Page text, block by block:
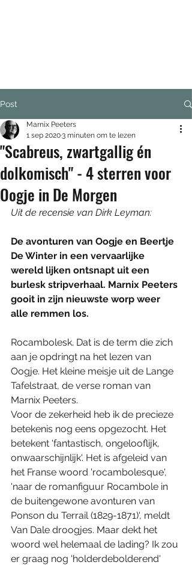
Post
"Scabreus, zwartgallig én
dolkomisch" - 4 sterren voor
Oogje in De Morgen
Marnix Peeters
1 sep 20203 minuten om te lezen
Uit de recensie van Dirk Leyman:
De avonturen van Oogje en Beertje
De Winter in een vervaarlijke
wereld lijken ontsnapt uit een
burlesk stripverhaal. Marnix Peeters
gooit in zijn nieuwste worp weer
alle remmen los.
Rocambolesk. Dat is de term die zich
aan je opdringt na het lezen van
Oogje. Het kleine meisje uit de Lange
Tafelstraat, de verse roman van
Marnix Peeters.
Voor de zekerheid heb ik de precieze
betekenis nog eens opgezocht. Het
betekent 'fantastisch, ongelooflijk,
onwaarschijnlijk'. Het is afgeleid van
het Franse woord 'rocambolesque',
'naar de romanfiguur Rocambole in
de buitengewone avonturen van
Ponson du Terrail (1829-1871)', meldt
Van Dale droogjes. Maar dekt het
woord wel helemaal de lading? Ik zou
er graag nog 'holderdebolderend'